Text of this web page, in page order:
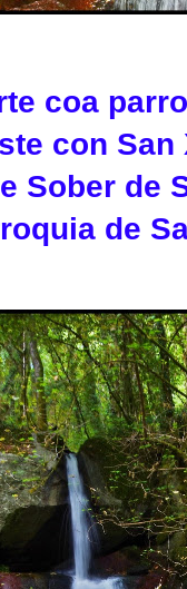
coa
con
Sober de
de